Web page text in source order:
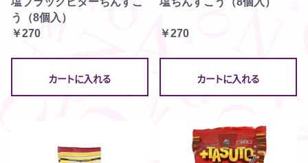
う（8個入）
￥270
カートに入れる
￥270
カートに入れる